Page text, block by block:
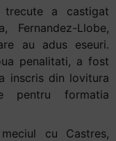
a castigat
Llobe,
au adus eseuri.
penalitati, a fost
inscris din lovitura
pentru formatia
cu Castres,